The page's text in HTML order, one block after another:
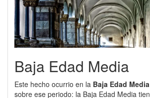
Baja Edad Media
Este hecho ocurrio en la Baja Edad Media
sobre ese periodo: la Baja Edad Media tiene inicio el siglo IX